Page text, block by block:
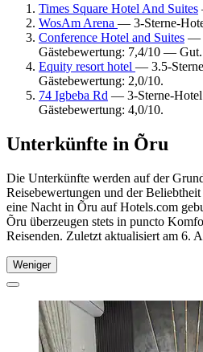
Times Square Hotel And Suites
WosAm Arena — 3-Sterne-
Conference Hotel and Suites —
Gästebewertung: 7,4/10 — Gut.
Equity resort hotel — 3.5-
Gästebewertung: 2,0/10.
74 Igbeba Rd — 3-Sterne-
Gästebewertung: 4,0/10.
Unterkünfte in Õru
Die Unterkünfte werden auf der
Reisebewertungen und der
eine Nacht in Õru auf Hotels.com
Õru überzeugen stets in puncto
Reisenden. Zuletzt aktualisiert am 6.
Weniger